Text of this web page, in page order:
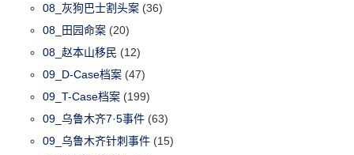
08_灰狗巴士割头案 (36)
08_田园命案 (20)
08_赵本山移民 (12)
09_D-Case档案 (47)
09_T-Case档案 (199)
09_乌鲁木齐7·5事件 (63)
09_乌鲁木齐针刺事件 (15)